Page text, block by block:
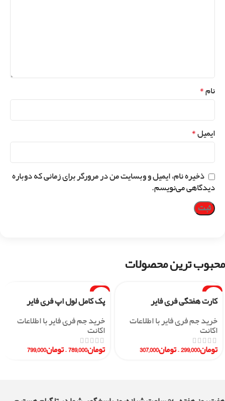
نام*
ایمیل*
ذخیره نام، ایمیل و وبسایت من در مرورگر برای زمانی که دوباره
دیدگاهی می‌نویسم.
محبوب ترین محصولات
-7%
کارت هفتگی فری فایر
خرید جم فری فایر با اطلاعات
اکانت
تومان299,000
–تومان307,000
-1%
پک کامل لول اپ فری فایر
خرید جم فری فایر با اطلاعات
اکانت
تومان789,000
–تومان799,000